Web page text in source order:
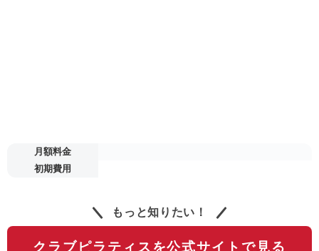
月額料金
初期費用
もっと知りたい！
クラブピラティスを公式サイトで見る